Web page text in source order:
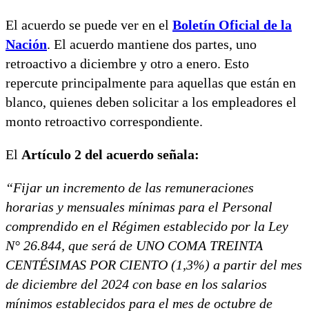
El acuerdo se puede ver en el Boletín Oficial de la
Nación. El acuerdo mantiene dos partes, uno
retroactivo a diciembre y otro a enero. Esto
repercute principalmente para aquellas que están en
blanco, quienes deben solicitar a los empleadores el
monto retroactivo correspondiente.
El Artículo 2 del acuerdo señala:
“Fijar un incremento de las remuneraciones
horarias y mensuales mínimas para el Personal
comprendido en el Régimen establecido por la Ley
N° 26.844, que será de UNO COMA TREINTA
CENTÉSIMAS POR CIENTO (1,3%) a partir del mes
de diciembre del 2024 con base en los salarios
mínimos establecidos para el mes de octubre de